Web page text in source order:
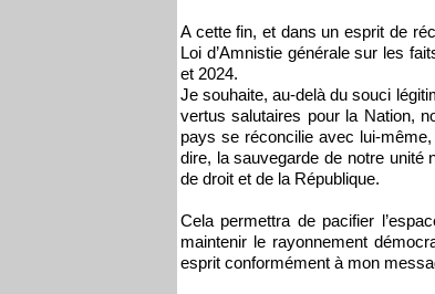
A cette fin, et dans un esprit de
Loi d’Amnistie générale sur les
et 2024.
Je souhaite, au-delà du souci
vertus salutaires pour la Nation,
pays se réconcilie avec lui-
dire, la sauvegarde de notre unité
de droit et de la République.
Cela permettra de pacifier
maintenir le rayonnement
esprit conformément à mon